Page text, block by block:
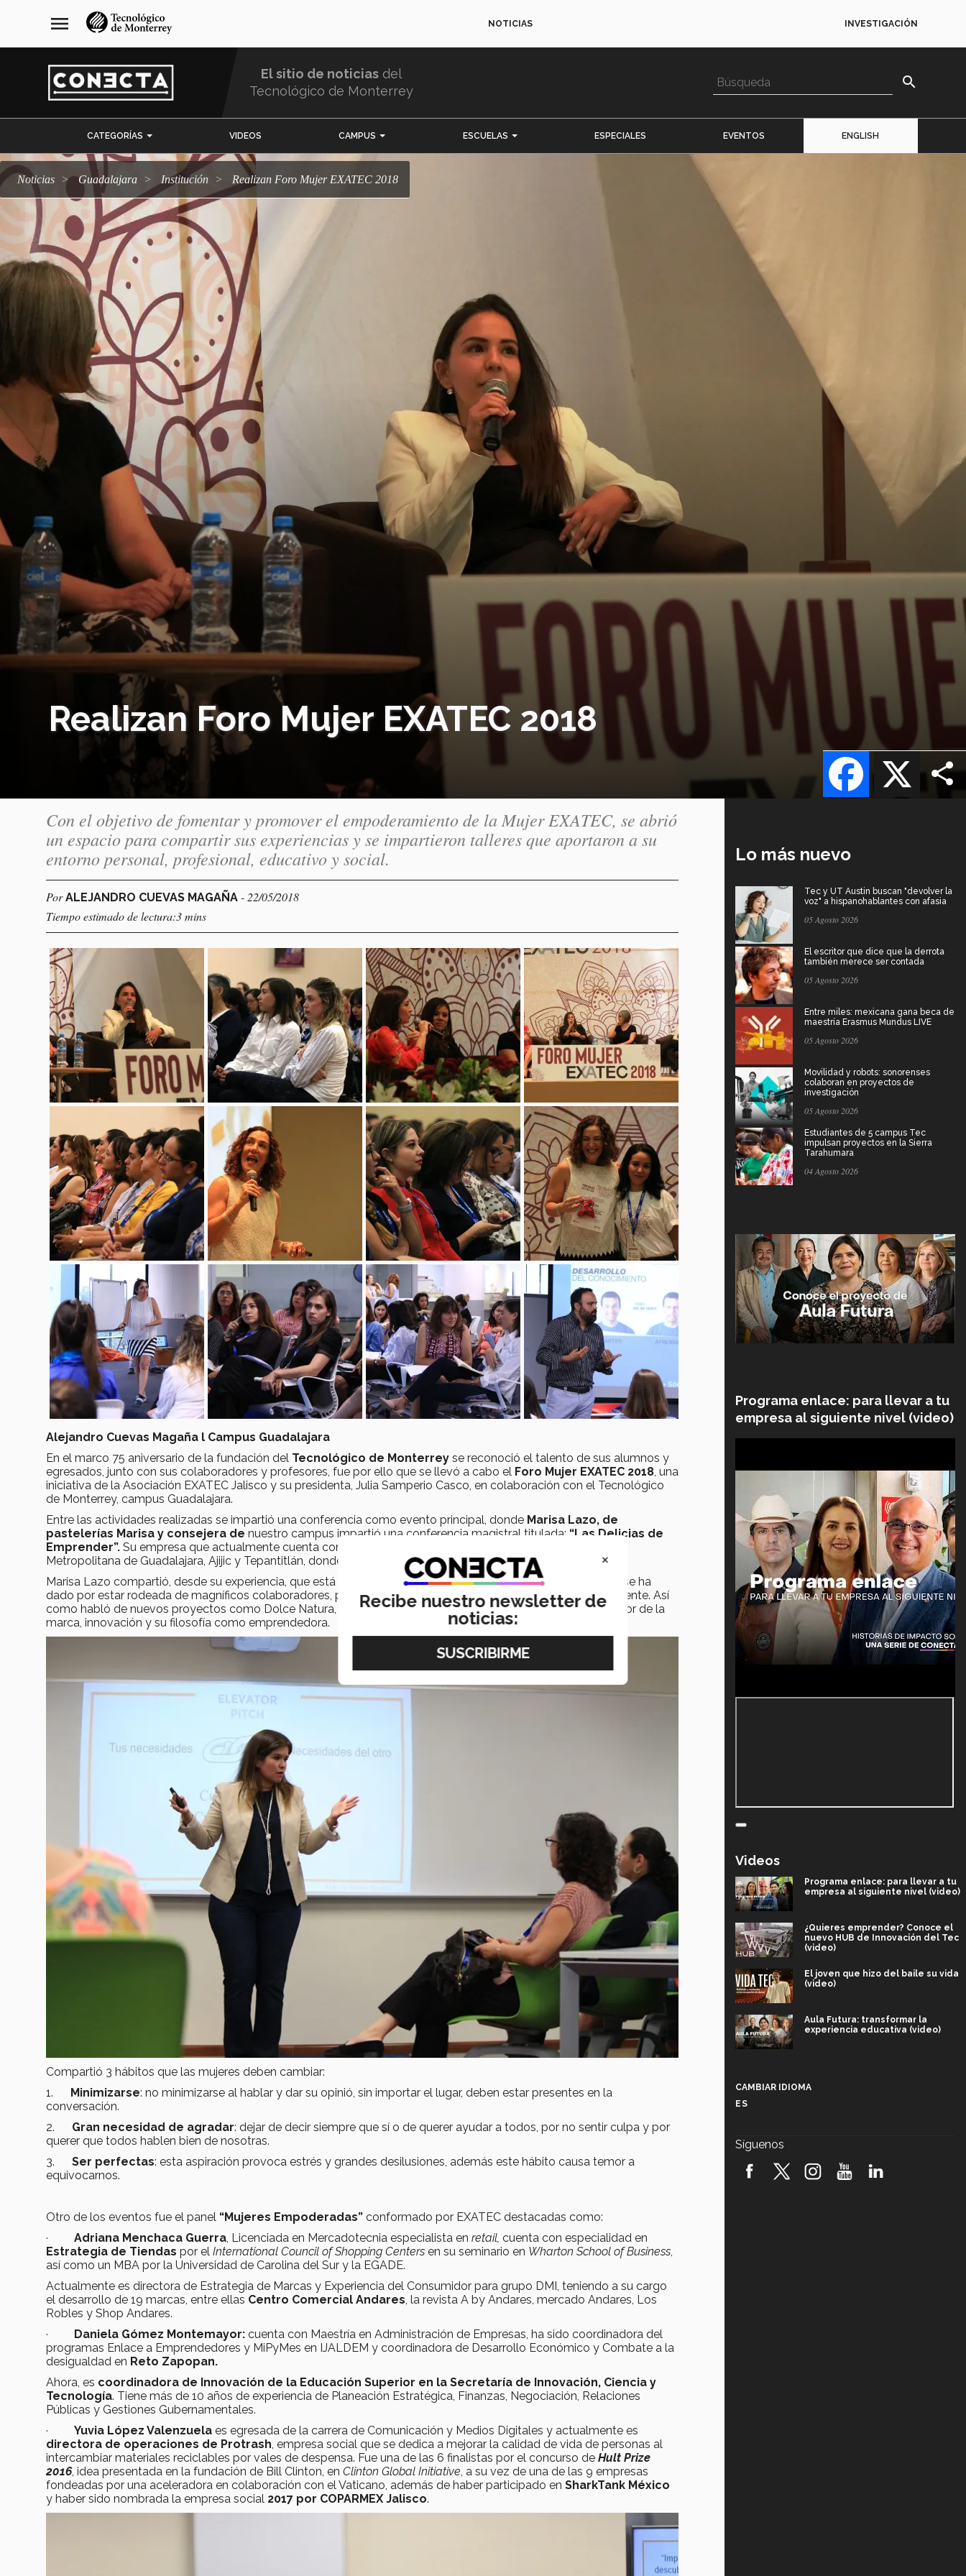
navegación
principal
menu NOTICIAS INVESTIGACIÓN
El sitio de noticias del
Tecnológico de Monterrey
search
CATEGORÍAS VIDEOS CAMPUS ESCUELAS ESPECIALES EVENTOS ENGLISH
Noticias Guadalajara Institución Realizan Foro Mujer EXATEC 2018
Realizan Foro Mujer EXATEC 2018
X
Facebook
Con el objetivo de fomentar y promover el empoderamiento de la Mujer EXATEC, se abrió
un espacio para compartir sus experiencias y se impartieron talleres que aportaron a su
entorno personal, profesional, educativo y social.
PorALEJANDRO CUEVAS MAGAÑA - 22/05/2018
Tiempo estimado de lectura:3 mins
Alejandro Cuevas Magaña l Campus Guadalajara
En el marco 75 aniversario de la fundación del Tecnológico de Monterrey se reconoció el talento de sus alumnos y
egresados, junto con sus colaboradores y profesores, fue por ello que se llevó a cabo el Foro Mujer EXATEC 2018 , una
iniciativa de la Asociación EXATEC Jalisco y su presidenta, Julia Samperio Casco, en colaboración con el Tecnológico
de Monterrey, campus Guadalajara.
Entre las actividades realizadas se impartió una conferencia como evento principal, donde Marisa Lazo, de
pastelerías Marisa y consejera de nuestro campus impartió una conferencia magistral titulada: “Las Delicias de
Emprender”. Su empresa que actualmente cuenta con 37 puntos de venta y 260 colaboradores en la Zona
Metropolitana de Guadalajara, Ajijic y Tepantitlán, donde se fabrican más de 2,500 piezas diarias.
Marisa Lazo compartió, desde su experiencia, que está convencida que el éxito y crecimiento de su empresa se ha
dado por estar rodeada de magníficos colaboradores, por disfrutar su trabajo y por pensar siempre positivamente. Así
como habló de nuevos proyectos como Dolce Natura, sus estrategias de venta ymarketingdigital, el valor de la
marca, innovación y su filosofía como emprendedora.
Compartió 3 hábitos que las mujeres deben cambiar:
1.
Minimizarse: no minimizarse al hablar y dar su opinió, sin importar el lugar, deben estar presentes en la
conversación.
2. Gran necesidad de agradar: dejar de decir siempre que sí o de querer ayudar a todos, por no sentir culpa y por
querer que todos hablen bien de nosotras.
3. Ser perfectas: esta aspiración provoca estrés y grandes desilusiones, además este hábito causa temor a
equivocarnos.
Otro de los eventos fue el panel “Mujeres Empoderadas” conformado por EXATEC destacadas como:
· Adriana Menchaca Guerra, Licenciada en Mercadotecnia especialista en retail, cuenta con especialidad en
Estrategia de Tiendas por el International Council of Shopping Centers en su seminario en Wharton School of Business,
así como un MBA por la Universidad de Carolina del Sur y la EGADE.
Actualmente es directora de Estrategia de Marcas y Experiencia del Consumidor para grupo DMI, teniendo a su cargo
el desarrollo de 19 marcas, entre ellas Centro Comercial Andares, la revista A by Andares, mercado Andares, Los
Robles y Shop Andares.
·
Daniela Gómez Montemayor: cuenta con Maestría en Administración de Empresas, ha sido coordinadora del
programas Enlace a Emprendedores y MiPyMes en IJALDEM y coordinadora de Desarrollo Económico y Combate a la
desigualdad en Reto Zapopan.
Ahora, es coordinadora de Innovación de la Educación Superior en la Secretaría de Innovación, Ciencia y
Tecnología. Tiene más de 10 años de experiencia de Planeación Estratégica, Finanzas, Negociación, Relaciones
Públicas y Gestiones Gubernamentales.
· Yuvia López Valenzuela es egresada de la carrera de Comunicación y Medios Digitales y actualmente es
directora de operaciones de Protrash, empresa social que se dedica a mejorar la calidad de vida de personas al
intercambiar materiales reciclables por vales de despensa. Fue una de las 6 finalistas por el concurso de Hult Prize
2016, idea presentada en la fundación de Bill Clinton, en Clinton Global Initiative, a su vez de una de las 9 empresas
fondeadas por una aceleradora en colaboración con el Vaticano, además de haber participado en SharkTank México
y haber sido nombrada la empresa social 2017 por COPARMEX Jalisco.
Lo más nuevo
Tec y UT Austin buscan "devolver la
voz" a hispanohablantes con afasia
05 Agosto 2026
El escritor que dice que la derrota
también merece ser contada
05 Agosto 2026
Entre miles: mexicana gana beca de
maestría Erasmus Mundus LIVE
05 Agosto 2026
Movilidad y robots: sonorenses
colaboran en proyectos de
investigación
05 Agosto 2026
Estudiantes de 5 campus Tec
impulsan proyectos en la Sierra
Tarahumara
04 Agosto 2026
Programa enlace: para llevar a tu
empresa al siguiente nivel (video)
Videos
Programa enlace: para llevar a tu
empresa al siguiente nivel (video)
¿Quieres emprender? Conoce el
nuevo HUB de Innovación del Tec
(video)
El joven que hizo del baile su vida
(video)
Aula Futura: transformar la
experiencia educativa (video)
robótica FIRST 2026! (video)
CAMBIAR IDIOMA
ES
Síguenos
×
Recibe nuestro newsletter de
noticias: